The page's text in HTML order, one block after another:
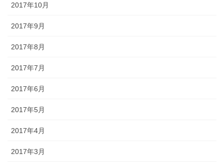
2017年10月
2017年9月
2017年8月
2017年7月
2017年6月
2017年5月
2017年4月
2017年3月